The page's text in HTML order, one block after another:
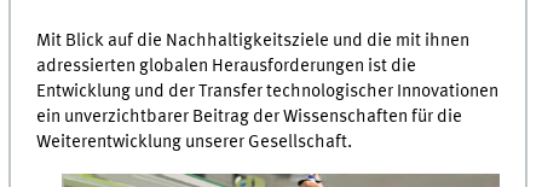
Mit Blick auf die Nachhaltigkeitsziele und die mit ihnen
adressierten globalen Herausforderungen ist die
Entwicklung und der Transfer technologischer Innovationen
ein unverzichtbarer Beitrag der Wissenschaften für die
Weiterentwicklung unserer Gesellschaft.